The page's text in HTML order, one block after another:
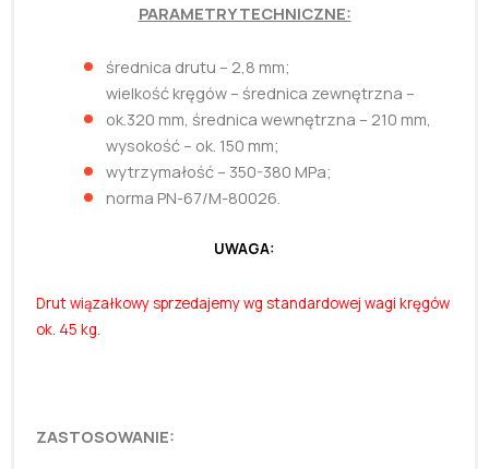
PARAMETRY TECHNICZNE:
średnica drutu – 2,8 mm;
wielkość kręgów – średnica zewnętrzna –
ok.320 mm, średnica wewnętrzna – 210 mm,
wysokość – ok. 150 mm;
wytrzymałość – 350-380 MPa;
norma PN-67/M-80026.
UWAGA:
Drut wiązałkowy sprzedajemy wg standardowej wagi kręgów
ok. 45 kg.
ZASTOSOWANIE: